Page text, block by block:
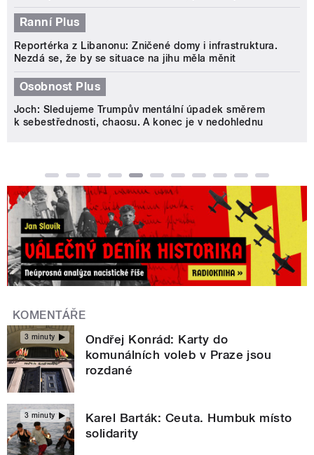
Ranní Plus
Reportérka z Libanonu: Zničené domy i infrastruktura.
Nezdá se, že by se situace na jihu měla měnit
Osobnost Plus
Joch: Sledujeme Trumpův mentální úpadek směrem
k sebestřednosti, chaosu. A konec je v nedohlednu
KOMENTÁŘE
3 minuty
Ondřej Konrád: Karty do
komunálních voleb v Praze jsou
rozdané
3 minuty
Karel Barták: Ceuta. Humbuk místo
solidarity